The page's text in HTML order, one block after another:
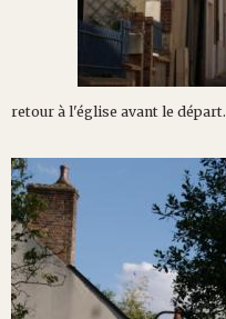
retour à l'église avant le départ.